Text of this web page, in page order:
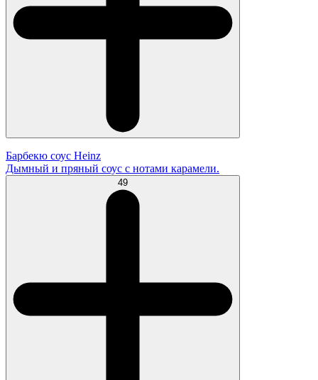
Барбекю соус Heinz
Дымный и пряный соус с нотами карамели.
49